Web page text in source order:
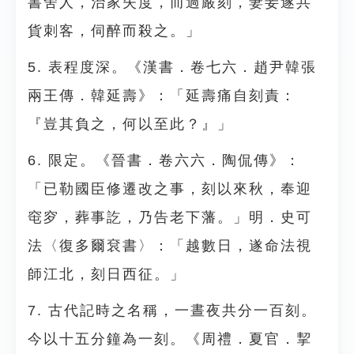
貨刺客，伺醉而殺之。」
5. 表程度深。《漢書．卷七六．趙尹韓張
兩王傳．韓延壽》：「延壽痛自刻責：
『豈其負之，何以至此？』」
6. 限定。《晉書．卷六六．陶侃傳》：
「已勒國臣修遷改之事，刻以來秋，奉迎
窀穸，葬事訖，乃告老下藩。」明．史可
法〈復多爾袞書〉：「越數日，遂命法視
師江北，刻日西征。」
7. 古代記時之名稱，一晝夜共分一百刻。
今以十五分鐘為一刻。《周禮．夏官．挈